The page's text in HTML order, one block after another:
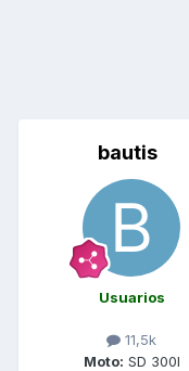
bautis
Usuarios
11,5k
Moto: SD 300I